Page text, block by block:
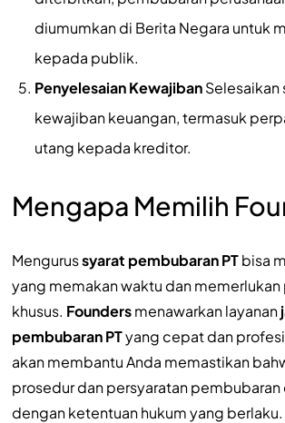
diumumkan di Berita Negara untuk
kepada publik.
Penyelesaian KewajibanSelesaikan
kewajiban keuangan, termasuk
utang kepada kreditor.
Mengapa Memilih
Mengurussyarat pembubaran PTbisa
yang memakan waktu dan memerlukan
khusus. Foundersmenawarkan layanan
pembubaran PTyang cepat dan
akan membantu Anda memastikan
prosedur dan persyaratan pembubaran
dengan ketentuan hukum yang